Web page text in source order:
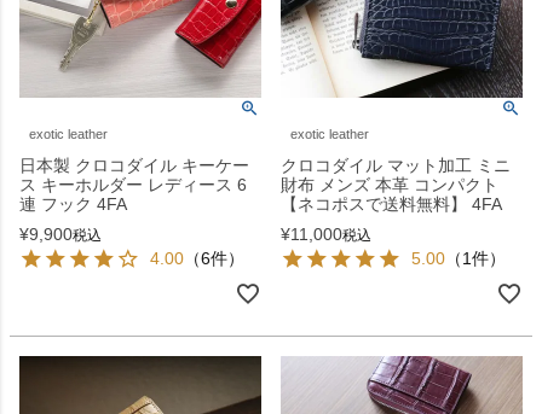
exotic leather
日本製 クロコダイル キーケー
ス キーホルダー レディース 6
連 フック 4FA
¥9,900税込
4.00 （6件）
exotic leather
クロコダイル マット加工 ミニ
財布 メンズ 本革 コンパクト
【ネコポスで送料無料】 4FA
¥11,000税込
5.00 （1件）